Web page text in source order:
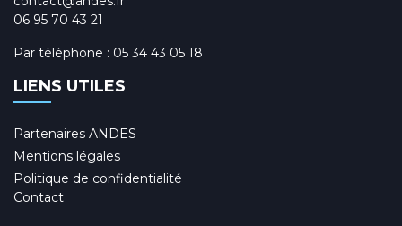
06 95 70 43 21
Par téléphone : 05 34 43 05 18
LIENS UTILES
Partenaires ANDES
Mentions légales
Politique de confidentialité
Contact